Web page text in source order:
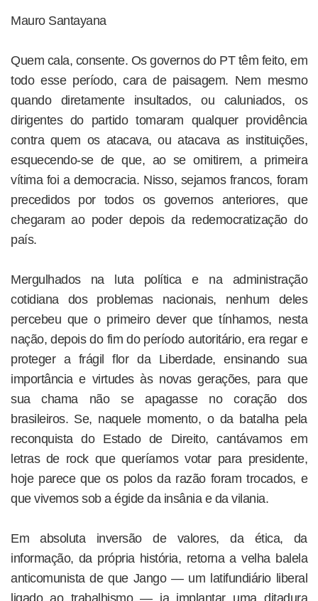
Mauro Santayana
Quem cala, consente. Os governos do PT têm feito, em
todo esse período, cara de paisagem. Nem mesmo
quando diretamente insultados, ou caluniados, os
dirigentes do partido tomaram qualquer providência
contra quem os atacava, ou atacava as instituições,
esquecendo-se de que, ao se omitirem, a primeira
vítima foi a democracia. Nisso, sejamos francos, foram
precedidos por todos os governos anteriores, que
chegaram ao poder depois da redemocratização do
país.
Mergulhados na luta política e na administração
cotidiana dos problemas nacionais, nenhum deles
percebeu que o primeiro dever que tínhamos, nesta
nação, depois do fim do período autoritário, era regar e
proteger a frágil flor da Liberdade, ensinando sua
importância e virtudes às novas gerações, para que
sua chama não se apagasse no coração dos
brasileiros. Se, naquele momento, o da batalha pela
reconquista do Estado de Direito, cantávamos em
letras de rock que queríamos votar para presidente,
hoje parece que os polos da razão foram trocados, e
que vivemos sob a égide da insânia e da vilania.
Em absoluta inversão de valores, da ética, da
informação, da própria história, retorna a velha balela
anticomunista de que Jango — um latifundiário liberal
ligado ao trabalhismo — ia implantar uma ditadura